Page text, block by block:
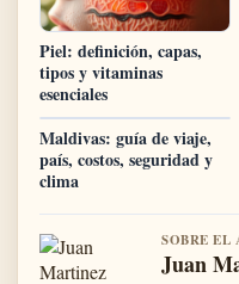
Piel: definición, capas,
tipos y vitaminas
esenciales
Maldivas: guía de viaje,
país, costos, seguridad y
clima
SOBRE EL
Juan